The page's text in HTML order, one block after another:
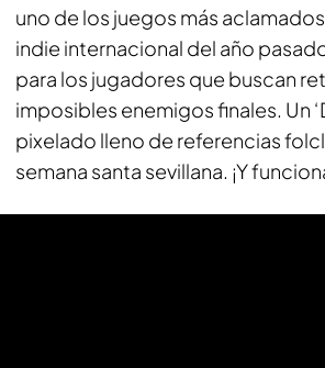
uno de los juegos más
indie internacional del año
para los jugadores que buscan
imposibles enemigos finales. Un
pixelado lleno de referencias
semana santa sevillana. ¡Y